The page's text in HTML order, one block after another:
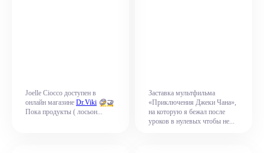
Joelle Ciocco доступен в
онлайн магазине Dr.Viki 😍🤝
Пока продукты ( лосьон...
Заставка мультфильма
«Приключения Джеки Чана»,
на которую я бежал после
уроков в нулевых чтобы не...